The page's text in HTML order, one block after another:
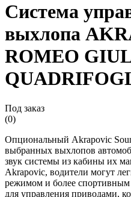
Система
выхлопа
ROMEO
Под заказ
(0)
Опциональный Akrapovic
выбранных выхлопов
звук системы из кабины их
Akrapovic, водители могут
режимом и более
для управления приводами,